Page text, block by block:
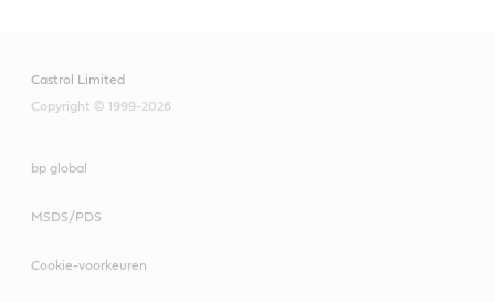
Castrol Limited
Copyright © 1999-2026
bp global
MSDS/PDS
Cookie-voorkeuren